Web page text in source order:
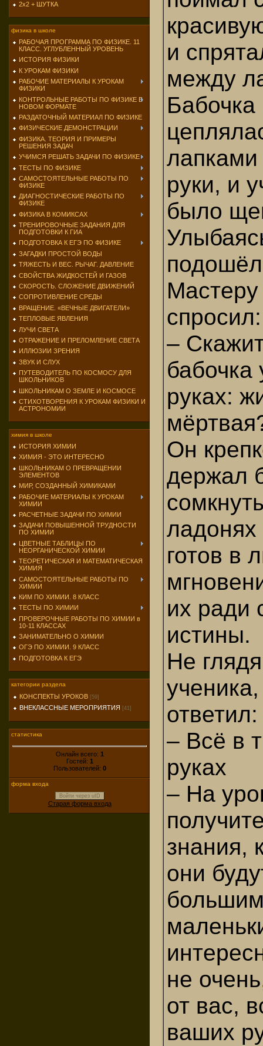
2х2 + ШУТКА
физика в школе
РАБОЧАЯ ПРОГРАММА ПО ФИЗИКЕ. 11
КЛАСС. УГЛУБЛЕННЫЙ УРОВЕНЬ
ИСТОРИЯ ФИЗИКИ
К УРОКАМ ФИЗИКИ
РАБОЧИЕ МАТЕРИАЛЫ К УРОКАМ
ФИЗИКИ
КОНТРОЛЬНЫЕ РАБОТЫ ПО ФИЗИКЕ В
НОВОМ ФОРМАТЕ
РАЗДАТОЧНЫЙ МАТЕРИАЛ ПО ФИЗИКЕ
ФИЗИЧЕСКИЕ ДЕМОНСТРАЦИИ
ФИЗИКА. ТЕОРИЯ И ПРИМЕРЫ
РЕШЕНИЯ ЗАДАЧ
УЧИМСЯ РЕШАТЬ ЗАДАЧИ ПО ФИЗИКЕ
ТЕСТЫ ПО ФИЗИКЕ
САМОСТОЯТЕЛЬНЫЕ РАБОТЫ ПО
ФИЗИКЕ
ДИАГНОСТИЧЕСКИЕ РАБОТЫ ПО
ФИЗИКЕ
ФИЗИКА В КОМИКСАХ
ТРЕНИРОВОЧНЫЕ ЗАДАНИЯ ДЛЯ
ПОДГОТОВКИ К ГИА
ПОДГОТОВКА К ЕГЭ ПО ФИЗИКЕ
ЗАГАДКИ ПРОСТОЙ ВОДЫ
ТЯЖЕСТЬ И ВЕС. РЫЧАГ. ДАВЛЕНИЕ
СВОЙСТВА ЖИДКОСТЕЙ И ГАЗОВ
СКОРОСТЬ. СЛОЖЕНИЕ ДВИЖЕНИЙ
СОПРОТИВЛЕНИЕ СРЕДЫ
ВРАЩЕНИЕ. «ВЕЧНЫЕ ДВИГАТЕЛИ»
ТЕПЛОВЫЕ ЯВЛЕНИЯ
ЛУЧИ СВЕТА
ОТРАЖЕНИЕ И ПРЕЛОМЛЕНИЕ СВЕТА
ИЛЛЮЗИИ ЗРЕНИЯ
ЗВУК И СЛУХ
ПУТЕВОДИТЕЛЬ ПО КОСМОСУ ДЛЯ
ШКОЛЬНИКОВ
ШКОЛЬНИКАМ О ЗЕМЛЕ И КОСМОСЕ
СТИХОТВОРЕНИЯ К УРОКАМ ФИЗИКИ И
АСТРОНОМИИ
химия в школе
ИСТОРИЯ ХИМИИ
ХИМИЯ - ЭТО ИНТЕРЕСНО
ШКОЛЬНИКАМ О ПРЕВРАЩЕНИИ
ЭЛЕМЕНТОВ
МИР, СОЗДАННЫЙ ХИМИКАМИ
РАБОЧИЕ МАТЕРИАЛЫ К УРОКАМ
ХИМИИ
РАСЧЕТНЫЕ ЗАДАЧИ ПО ХИМИИ
ЗАДАЧИ ПОВЫШЕННОЙ ТРУДНОСТИ
ПО ХИМИИ
ЦВЕТНЫЕ ТАБЛИЦЫ ПО
НЕОРГАНИЧЕСКОЙ ХИМИИ
ТЕОРЕТИЧЕСКАЯ И МАТЕМАТИЧЕСКАЯ
ХИМИЯ
САМОСТОЯТЕЛЬНЫЕ РАБОТЫ ПО
ХИМИИ
КИМ ПО ХИМИИ. 8 КЛАСС
ТЕСТЫ ПО ХИМИИ
ПРОВЕРОЧНЫЕ РАБОТЫ ПО ХИМИИ в
10-11 КЛАССАХ
ЗАНИМАТЕЛЬНО О ХИМИИ
ОГЭ ПО ХИМИИ. 9 КЛАСС
ПОДГОТОВКА К ЕГЭ
категории раздела
КОНСПЕКТЫ УРОКОВ [59]
ВНЕКЛАССНЫЕ МЕРОПРИЯТИЯ [41]
статистика
Онлайн всего: 1
Гостей: 1
Пользователей: 0
форма входа
Войти через uID
Старая форма входа
и
между
Бабочка
лапками
руки, и
было
спросил:
–
бабочка
руках:
Он
держал
готов в
их ради
истины.
Не
ответил:
– Всё в
руках
– На
знания,
они
не
от вас,
ваших